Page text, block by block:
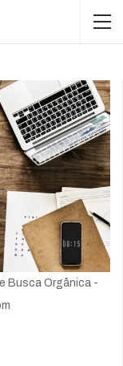
Busca Orgânica -